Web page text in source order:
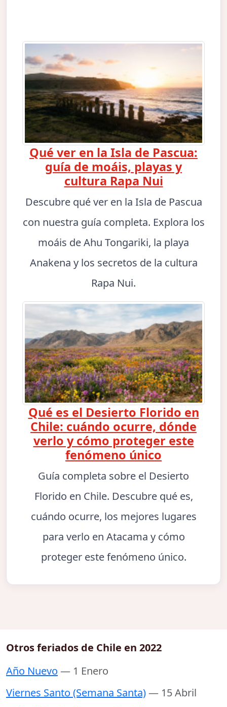
Qué ver en la Isla de Pascua:
guía de moáis, playas y
cultura Rapa Nui
Descubre qué ver en la Isla de Pascua
con nuestra guía completa. Explora los
moáis de Ahu Tongariki, la playa
Anakena y los secretos de la cultura
Rapa Nui.
Qué es el Desierto Florido en
Chile: cuándo ocurre, dónde
verlo y cómo proteger este
fenómeno único
Guía completa sobre el Desierto
Florido en Chile. Descubre qué es,
cuándo ocurre, los mejores lugares
para verlo en Atacama y cómo
proteger este fenómeno único.
Otros feriados de Chile en 2022
Año Nuevo — 1 Enero
Viernes Santo (Semana Santa)— 15 Abril